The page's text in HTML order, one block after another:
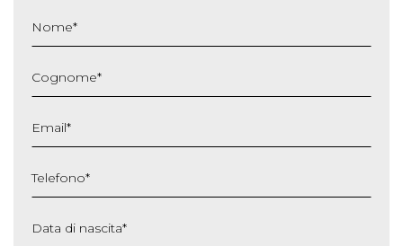
Nome*
Cognome*
Email*
Telefono*
Data di nascita*